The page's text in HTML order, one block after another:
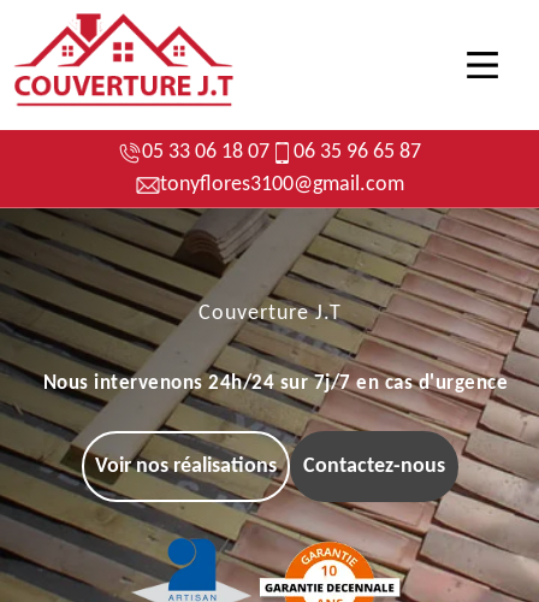
05 33 06 18 07
06 35 96 65 87
tonyflores3100@gmail.com
Couverture J.T
Nous intervenons 24h/24 sur 7j/7 en cas d'urgence
Voir nos réalisations Contactez-nous